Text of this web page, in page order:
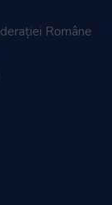
Române